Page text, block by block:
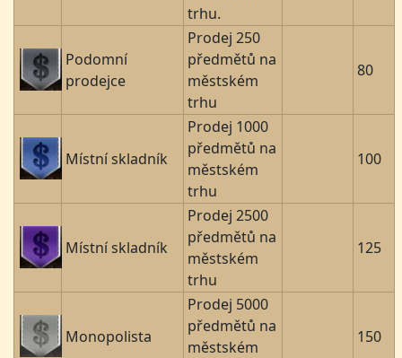
trhu.
Podomní
prodejce
Prodej 250
předmětů na
městském
trhu
80
Místní skladník
Prodej 1000
předmětů na
městském
trhu
100
Místní skladník
Prodej 2500
předmětů na
městském
trhu
125
Monopolista
Prodej 5000
předmětů na
městském
150